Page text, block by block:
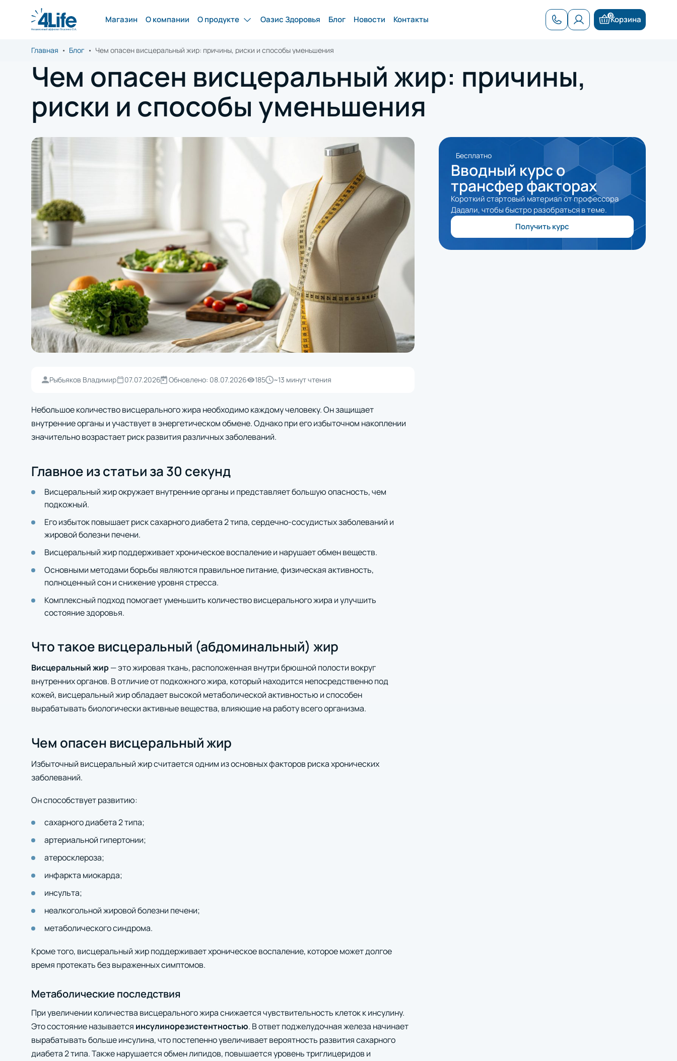
Магазин О компании О продукте Оазис Здоровья Блог Новости Контакты Корзина
0
Главная Блог Чем опасен висцеральный жир: причины, риски и способы уменьшения
Чем опасен висцеральный жир: причины,
риски и способы уменьшения
Рыбьяков Владимир 07.07.2026 Обновлено: 08.07.2026 185 ~13 минут чтения
Небольшое количество висцерального жира необходимо каждому человеку. Он защищает
внутренние органы и участвует в энергетическом обмене. Однако при его избыточном накоплении
значительно возрастает риск развития различных заболеваний.
Главное из статьи за 30 секунд
Висцеральный жир окружает внутренние органы и представляет большую опасность, чем
подкожный.
Его избыток повышает риск сахарного диабета 2 типа, сердечно-сосудистых заболеваний и
жировой болезни печени.
Висцеральный жир поддерживает хроническое воспаление и нарушает обмен веществ.
Основными методами борьбы являются правильное питание, физическая активность,
полноценный сон и снижение уровня стресса.
Комплексный подход помогает уменьшить количество висцерального жира и улучшить
состояние здоровья.
Что такое висцеральный (абдоминальный) жир
Висцеральный жир— это жировая ткань, расположенная внутри брюшной полости вокруг
внутренних органов. В отличие от подкожного жира, который находится непосредственно под
кожей, висцеральный жир обладает высокой метаболической активностью и способен
вырабатывать биологически активные вещества, влияющие на работу всего организма.
Чем опасен висцеральный жир
Избыточный висцеральный жир считается одним из основных факторов риска хронических
заболеваний.
Он способствует развитию:
сахарного диабета 2 типа;
артериальной гипертонии;
атеросклероза;
инфаркта миокарда;
инсульта;
неалкогольной жировой болезни печени;
метаболического синдрома.
Кроме того, висцеральный жир поддерживает хроническое воспаление, которое может долгое
время протекать без выраженных симптомов.
Метаболические последствия
При увеличении количества висцерального жира снижается чувствительность клеток к инсулину.
Это состояние называется инсулинорезистентностью. В ответ поджелудочная железа начинает
вырабатывать больше инсулина, что постепенно увеличивает вероятность развития сахарного
диабета 2 типа. Также нарушается обмен липидов, повышается уровень триглицеридов и
Бесплатно
Вводный курс о
трансфер факторах
Короткий стартовый материал от профессора
Дадали, чтобы быстро разобраться в теме.
Получить курс